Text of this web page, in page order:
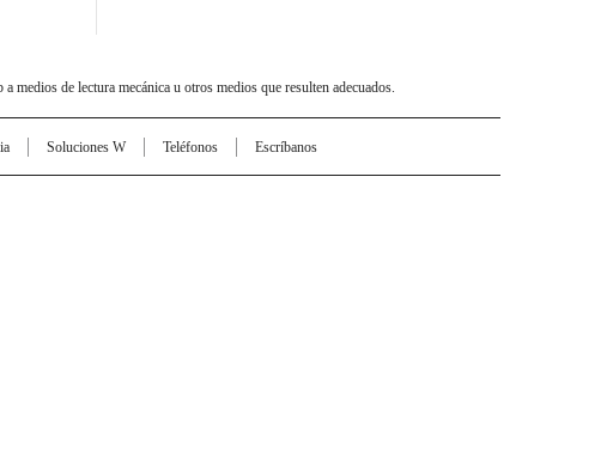
medios de lectura mecánica u otros medios que resulten adecuados.
Soluciones W Teléfonos Escríbanos